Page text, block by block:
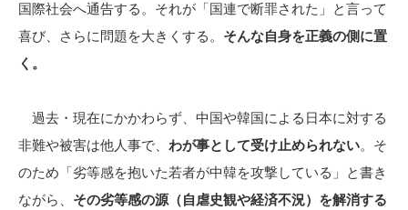
国際社会へ通告する。それが「国連で断罪された」と言って
喜び、さらに問題を大きくする。 そんな自身を正義の側に置
く。
過去・現在にかかわらず、中国や韓国による日本に対する
非難や被害は他人事で、 わが事として受け止められない。そ
のため「劣等感を抱いた若者が中韓を攻撃している」と書き
ながら、 その劣等感の源（自虐史観や経済不況）を解消する